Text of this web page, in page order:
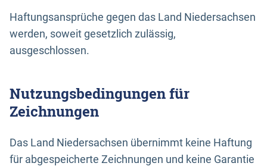
Haftungsansprüche gegen das Land Niedersachsen
werden, soweit gesetzlich zulässig,
ausgeschlossen.
Nutzungsbedingungen für
Zeichnungen
Das Land Niedersachsen übernimmt keine Haftung
für abgespeicherte Zeichnungen und keine Garantie